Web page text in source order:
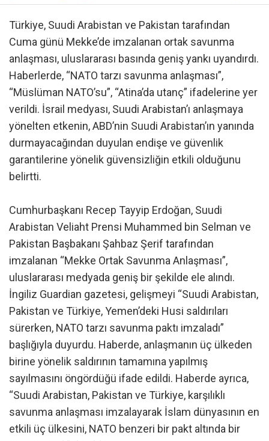
Türkiye, Suudi Arabistan ve Pakistan tarafından
Cuma günü Mekke’de imzalanan ortak savunma
anlaşması, uluslararası basında geniş yankı uyandırdı.
Haberlerde, “NATO tarzı savunma anlaşması”,
“Müslüman NATO’su”, “Atina’da utanç” ifadelerine yer
verildi. İsrail medyası, Suudi Arabistan’ı anlaşmaya
yönelten etkenin, ABD’nin Suudi Arabistan’ın yanında
durmayacağından duyulan endişe ve güvenlik
garantilerine yönelik güvensizliğin etkili olduğunu
belirtti.
Cumhurbaşkanı Recep Tayyip Erdoğan, Suudi
Arabistan Veliaht Prensi Muhammed bin Selman ve
Pakistan Başbakanı Şahbaz Şerif tarafından
imzalanan “Mekke Ortak Savunma Anlaşması”,
uluslararası medyada geniş bir şekilde ele alındı.
İngiliz Guardian gazetesi, gelişmeyi “Suudi Arabistan,
Pakistan ve Türkiye, Yemen’deki Husi saldırıları
sürerken, NATO tarzı savunma paktı imzaladı”
başlığıyla duyurdu. Haberde, anlaşmanın üç ülkeden
birine yönelik saldırının tamamına yapılmış
sayılmasını öngördüğü ifade edildi. Haberde ayrıca,
“Suudi Arabistan, Pakistan ve Türkiye, karşılıklı
savunma anlaşması imzalayarak İslam dünyasının en
etkili üç ülkesini, NATO benzeri bir pakt altında bir